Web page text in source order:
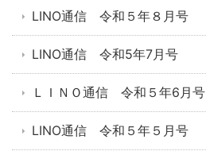
LINO通信 令和５年８月号
LINO通信 令和5年7月号
ＬＩＮＯ通信 令和５年6月号
LINO通信 令和５年５月号